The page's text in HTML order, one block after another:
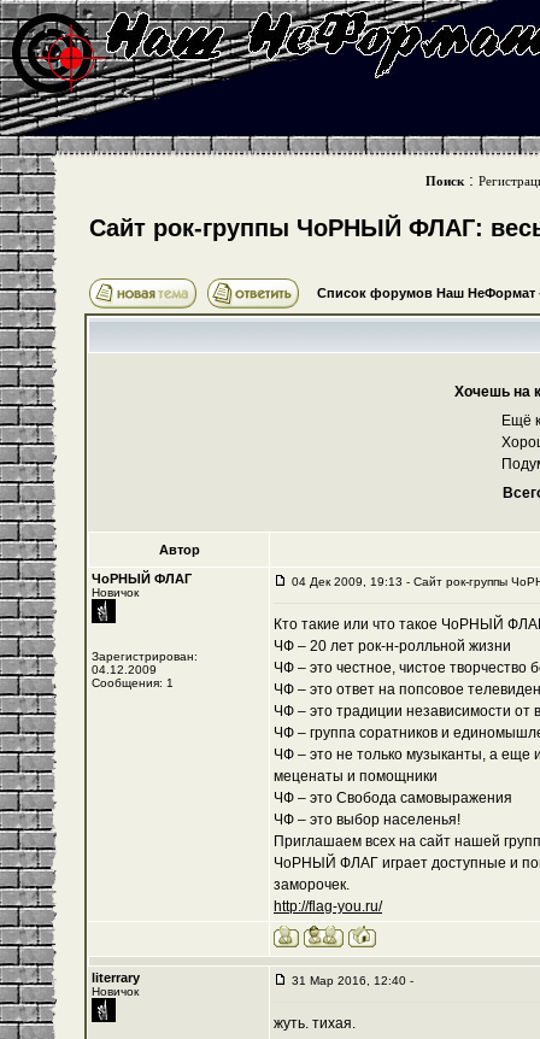
Поиск :
Cайт рок-группы ЧоРНЫЙ ФЛАГ:
Список форумов Наш НеФормат
Хочешь на
Ещё
Автор
ЧоРНЫЙ ФЛАГ
Новичок
Зарегистрирован:
04.12.2009
Сообщения: 1
04 Дек 2009, 19:13 - Cайт рок-группы
Кто такие или что такое ЧоРНЫЙ
ЧФ – 20 лет рок-н-ролльной жизни
ЧФ – это честное, чистое творчество
ЧФ – это ответ на попсовое
ЧФ – это традиции независимости
ЧФ – группа соратников и
ЧФ – это не только музыканты, а еще
меценаты и помощники
ЧФ – это Свобода самовыражения
ЧФ – это выбор населенья!
Приглашаем всех на сайт нашей
ЧоРНЫЙ ФЛАГ играет доступные и
заморочек.
http://flag-you.ru/
literrary
Новичок
31 Мар 2016, 12:40 -
жуть. тихая.